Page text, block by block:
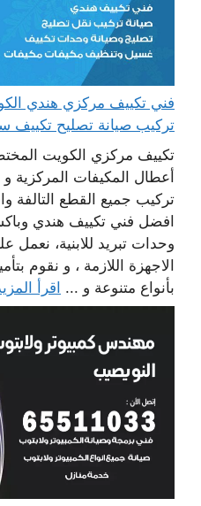
تركيب صيانة تصليح تكييف
تكييف مركزي الكويت
أعطال المكيفات المركزية و
تركيب جميع القطع التالفة
افضل فني تكييف هندي
وحدات تبريد للابنية، نعمل
الاجهزة اللازمة ، و نقوم
بأنواع متنوعة و ... اقرأ